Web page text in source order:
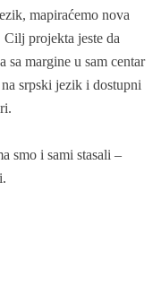
mapiraćemo nova
Cilj projekta jeste da
sa margine u sam centar
srpski jezik i dostupni
smo i sami stasali –